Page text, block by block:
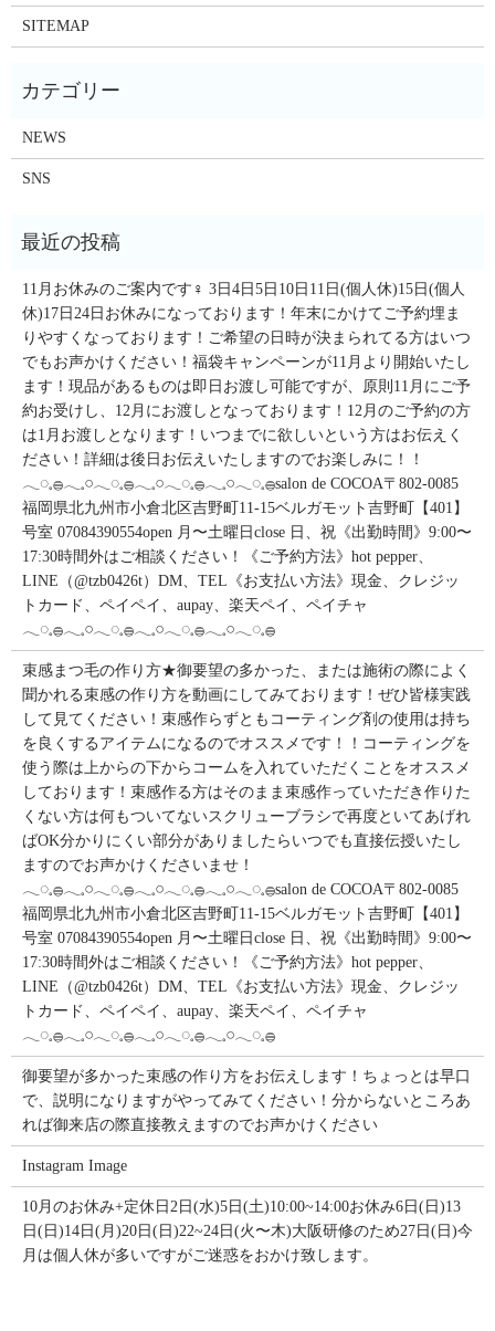
SITEMAP
NEWS
SNS
11月お休みのご案内です‍♀️ 3日4日5日10日11日(個人休)15日(個人
休)17日24日お休みになっております！年末にかけてご予約埋ま
りやすくなっております！ご希望の日時が決まられてる方はいつ
でもお声かけください！福袋キャンペーンが11月より開始いたし
ます！現品があるものは即日お渡し可能ですが、原則11月にご予
約お受けし、12月にお渡しとなっております！12月のご予約の方
は1月お渡しとなります！いつまでに欲しいという方はお伝えく
ださい！詳細は後日お伝えいたしますのでお楽しみに！！
𓂃◌𓈒𓐍𓂃𓈒𓏸𓂃◌𓈒𓐍𓂃𓈒𓏸𓂃◌𓈒𓐍𓂃𓈒𓏸𓂃◌𓈒𓐍salon de COCOA〒802-0085
福岡県北九州市小倉北区吉野町11-15ベルガモット吉野町【401】
号室︎ 07084390554open 月〜土曜日close 日、祝《出勤時間》9:00〜
17:30時間外はご相談ください！《ご予約方法》hot pepper、
LINE（@tzb0426t）DM、TEL《お支払い方法》現金、クレジッ
トカード、ペイペイ、aupay、楽天ペイ、ペイチャ
𓂃◌𓈒𓐍𓂃𓈒𓏸𓂃◌𓈒𓐍𓂃𓈒𓏸𓂃◌𓈒𓐍𓂃𓈒𓏸𓂃◌𓈒𓐍
束感まつ毛の作り方★御要望の多かった、または施術の際によく
聞かれる束感の作り方を動画にしてみております！ぜひ皆様実践
して見てください！束感作らずともコーティング剤の使用は持ち
を良くするアイテムになるのでオススメです！！コーティングを
使う際は上からの下からコームを入れていただくことをオススメ
しております！束感作る方はそのまま束感作っていただき作りた
くない方は何もついてないスクリューブラシで再度といてあげれ
ばOK分かりにくい部分がありましたらいつでも直接伝授いたし
ますのでお声かけくださいませ！
𓂃◌𓈒𓐍𓂃𓈒𓏸𓂃◌𓈒𓐍𓂃𓈒𓏸𓂃◌𓈒𓐍𓂃𓈒𓏸𓂃◌𓈒𓐍salon de COCOA〒802-0085
福岡県北九州市小倉北区吉野町11-15ベルガモット吉野町【401】
号室︎ 07084390554open 月〜土曜日close 日、祝《出勤時間》9:00〜
17:30時間外はご相談ください！《ご予約方法》hot pepper、
LINE（@tzb0426t）DM、TEL《お支払い方法》現金、クレジッ
トカード、ペイペイ、aupay、楽天ペイ、ペイチャ
𓂃◌𓈒𓐍𓂃𓈒𓏸𓂃◌𓈒𓐍𓂃𓈒𓏸𓂃◌𓈒𓐍𓂃𓈒𓏸𓂃◌𓈒𓐍
御要望が多かった束感の作り方をお伝えします！ちょっとは早口
で、説明になりますがやってみてください！分からないところあ
れば御来店の際直接教えますのでお声かけください
Instagram Image
10月のお休み+定休日2日(水)5日(土)10:00~14:00お休み6日(日)13
日(日)14日(月)20日(日)22~24日(火〜木)大阪研修のため27日(日)今
月は個人休が多いですがご迷惑をおかけ致します。